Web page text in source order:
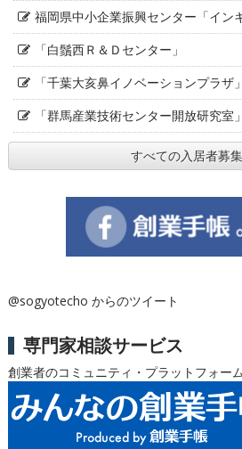
福岡県中小企業振興センター「イン
「白鬚西Ｒ＆Ｄセンター」
「千葉大亥鼻イノベーションプラザ」
「群馬産業技術センター開放研究室」
すべての入居者募
@sogyotecho からのツイート
専門家相談サービス
創業者のコミュニティ・プラットフォーム